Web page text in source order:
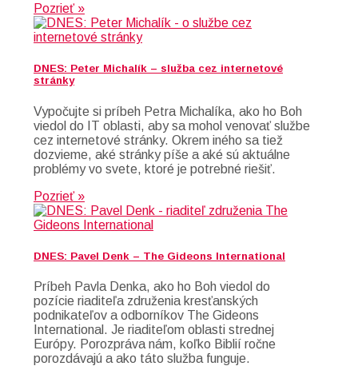
Pozrieť »
DNES: Peter Michalík – služba cez internetové
stránky
Vypočujte si príbeh Petra Michalíka, ako ho Boh
viedol do IT oblasti, aby sa mohol venovať službe
cez internetové stránky. Okrem iného sa tiež
dozvieme, aké stránky píše a aké sú aktuálne
problémy vo svete, ktoré je potrebné riešiť.
Pozrieť »
DNES: Pavel Denk – The Gideons International
Príbeh Pavla Denka, ako ho Boh viedol do
pozície riaditeľa združenia kresťanských
podnikateľov a odborníkov The Gideons
International. Je riaditeľom oblasti strednej
Európy. Porozpráva nám, koľko Biblií ročne
porozdávajú a ako táto služba funguje.